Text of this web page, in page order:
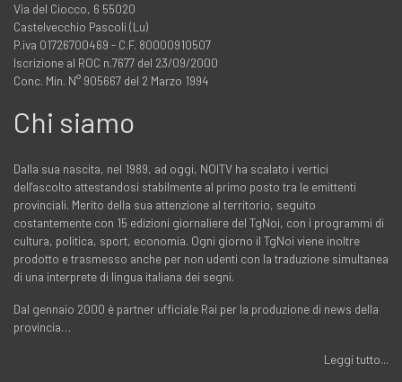
Via del Ciocco, 6 55020
Castelvecchio Pascoli (Lu)
P.iva 01726700469 - C.F. 80000910507
Iscrizione al ROC n.7677 del 23/09/2000
Conc. Min. N° 905667 del 2 Marzo 1994
Chi siamo
Dalla sua nascita, nel 1989, ad oggi, NOITV ha scalato i vertici
dell'ascolto attestandosi stabilmente al primo posto tra le emittenti
provinciali. Merito della sua attenzione al territorio, seguito
costantemente con 15 edizioni giornaliere del TgNoi, con i programmi di
cultura, politica, sport, economia. Ogni giorno il TgNoi viene inoltre
prodotto e trasmesso anche per non udenti con la traduzione simultanea
di una interprete di lingua italiana dei segni.
Dal gennaio 2000 è partner ufficiale Rai per la produzione di news della
provincia…
Leggi tutto...